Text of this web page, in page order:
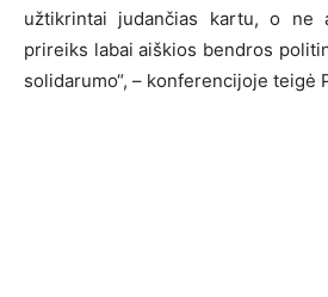
užtikrintai judančias kartu, o ne
prireiks labai aiškios bendros
solidarumo“, – konferencijoje teigė